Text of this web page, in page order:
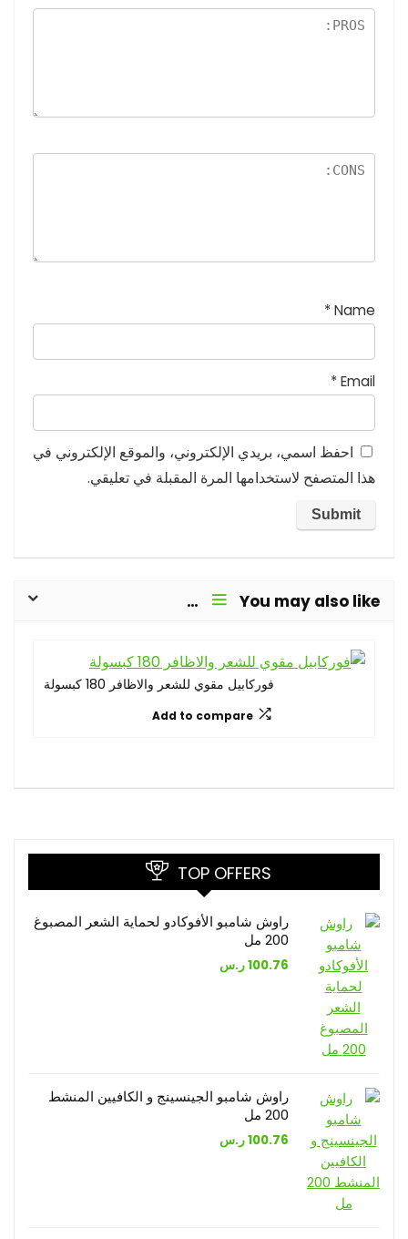
نج
Name
*
Email
*
احفظ اسمي، بريدي الإلكتروني، والموقع الإلكتروني في
هذا المتصفح لاستخدامها المرة المقبلة في تعليقي.
You may also like…
فوركابيل مقوي للشعر والاظافر 180 كبسولة
Add to compare
TOP OFFERS
راوش شامبو الأفوكادو لحماية الشعر المصبوغ
200 مل
100.76ر.س
راوش شامبو الجينسينج و الكافيين المنشط
200 مل
100.76ر.س